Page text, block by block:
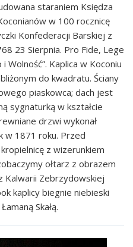
staraniem Księdza
w 100 rocznicę
Konfederacji Barskiej z
23 Sierpnia. Pro Fide, Lege
Kaplica w Koconiu
do kwadratu. Ściany
piaskowca; dach jest
sygnaturką w kształcie
drzwi wykonał
w 1871 roku. Przed
z wizerunkiem
ołtarz z obrazem
Kalwarii Zebrzydowskiej
kaplicy biegnie niebieski
Skałą.